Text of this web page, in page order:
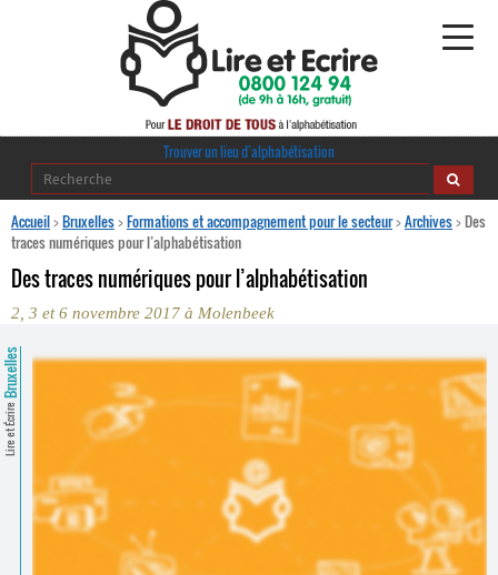
Alphabétisation
Regards croisés
Publications
·
Ressources pédagogiques
Comprendre et parler
Espace presse
Trouver un lieu d’alphabétisation
Trouver un lieu d’alphabétisation
Accueil>Bruxelles>Formations et accompagnement pour le secteur>Archives>Des
traces numériques pour l’alphabétisation
Des traces numériques pour l’alphabétisation
2, 3 et 6 novembre 2017 à Molenbeek
Lire et Écrire
Bruxelles